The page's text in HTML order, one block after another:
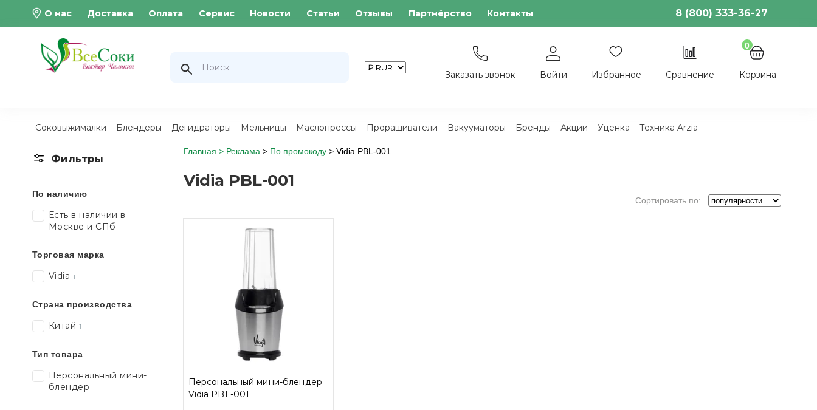
О нас Доставка Оплата Сервис Новости Статьи Отзывы Партнёрство Контакты 8 (800) 333-36-27
Заказать звонок Войти Избранное Сравнение
0
Корзина
Соковыжималки Блендеры Дегидраторы Мельницы Маслопрессы Проращиватели Вакууматоры Бренды Акции Уценка Техника Arzia
Главная > Реклама > По промокоду> Vidia PBL-001
Vidia PBL-001
Сортировать по: популярности
Персональный мини-блендер
Vidia PBL-001
Фильтры
По наличию
Есть в наличии в
Москве и СПб
Торговая марка
Vidia 1
Страна производства
Китай 1
Тип товара
Персональный мини-
блендер 1